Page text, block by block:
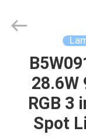
RUMAH
PRODUK
COMI
LIGHTING
28.6W
RGB 3
Spot